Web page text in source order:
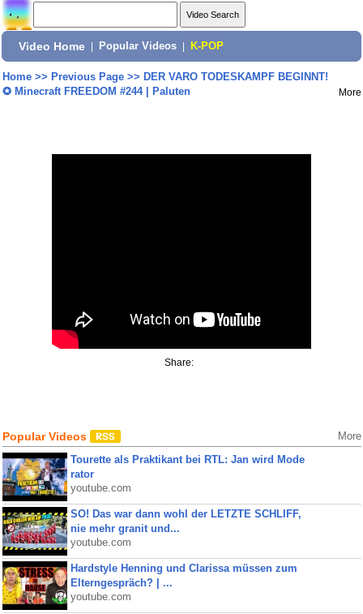
Video Home Popular Videos K-POP
Home>> Previous Page>> DER VARO TODESKAMPF BEGINNT!
✪ Minecraft FREEDOM #244 | Paluten
More
Share:
Popular Videos More
Tourette als Praktikant bei RTL: Jan wird Mode
rator
youtube.com
SO! Das war dann wohl der LETZTE SCHLIFF,
nie mehr granit und...
youtube.com
Hardstyle Henning und Clarissa müssen zum
Elterngespräch? | ...
youtube.com